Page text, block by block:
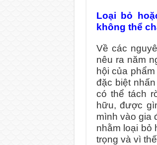
Loại bỏ
không thể
Về các
nêu ra năm
hội của
đặc biệt
có thể tách
hữu, được
mình vào gia
nhằm loại bỏ
trọng và vì